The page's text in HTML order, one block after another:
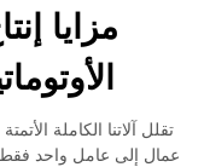
الأسئلة الشائعة
مزايا
عمال إلى عامل واحد